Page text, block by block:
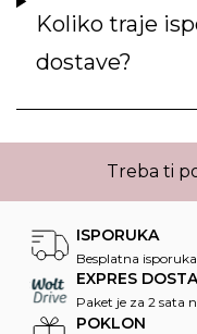
Koliko traje
dostave?
Treba ti
ISPORUKA
Besplatna
EXPRES
Paket je za 2 sata
POKLON